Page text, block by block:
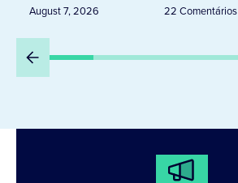
August 7, 2026 22 Comentários